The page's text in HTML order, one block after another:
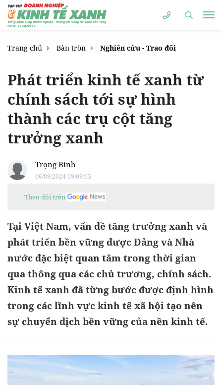
Trang chủ Bàn tròn Nghiên cứu - Trao đổi
Phát triển kinh tế xanh từ
chính sách tới sự hình
thành các trụ cột tăng
trưởng xanh
Trọng Bình
06/09/2024 09:09:03
Theo dõi trên
Tại Việt Nam, vấn đề tăng trưởng xanh và
phát triển bền vững được Đảng và Nhà
nước đặc biệt quan tâm trong thời gian
qua thông qua các chủ trương, chính sách.
Kinh tế xanh đã từng bước được định hình
trong các lĩnh vực kinh tế xã hội tạo nên
sự chuyển dịch bền vững của nền kinh tế.